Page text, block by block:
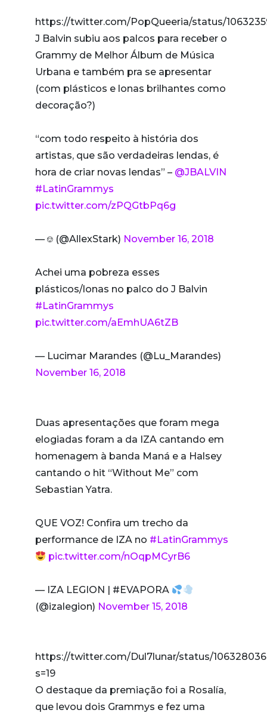
https://twitter.com/PopQueeria/status/
J Balvin subiu aos palcos para receber o
Grammy de Melhor Álbum de Música
Urbana e também pra se apresentar
(com plásticos e lonas brilhantes como
decoração?)
“com todo respeito à história dos
artistas, que são verdadeiras lendas, é
hora de criar novas lendas” – @JBALVIN
#LatinGrammys
pic.twitter.com/zPQGtbPq6g
— ⎊ (@AllexStark) November 16, 2018
Achei uma pobreza esses
plásticos/lonas no palco do J Balvin
#LatinGrammys
pic.twitter.com/aEmhUA6tZB
— Lucimar Marandes (@Lu_Marandes)
November 16, 2018
Duas apresentações que foram mega
elogiadas foram a da IZA cantando em
homenagem à banda Maná e a Halsey
cantando o hit “Without Me” com
Sebastian Yatra.
QUE VOZ! Confira um trecho da
performance de IZA no #LatinGrammys
pic.twitter.com/nOqpMCyrB6
— IZA LEGION | #EVAPORA
(@izalegion) November 15, 2018
https://twitter.com/Dul7lunar/status/
s=19
O destaque da premiação foi a Rosalía,
que levou dois Grammys e fez uma